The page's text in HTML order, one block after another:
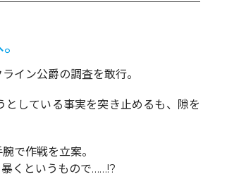
イン公爵の調査を敢行。
している事実を突き止めるも、隙を
で作戦を立案。
くというもので……!?